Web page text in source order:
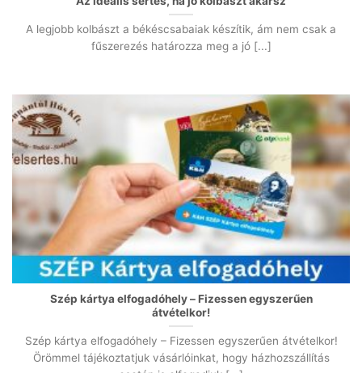
A legjobb kolbászt a békéscsabaiak készítik, ám nem csak a
fűszerezés határozza meg a jó [...]
Szép kártya elfogadóhely – Fizessen egyszerűen
átvételkor!
Szép kártya elfogadóhely – Fizessen egyszerűen átvételkor!
Örömmel tájékoztatjuk vásárlóinkat, hogy házhozszállítás